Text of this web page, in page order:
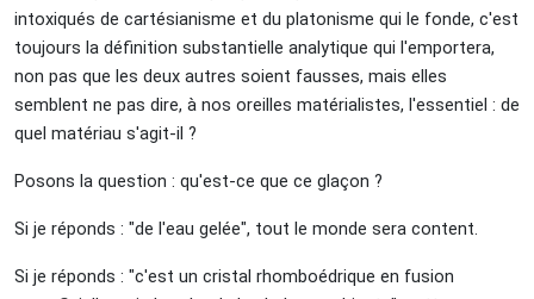
intoxiqués de cartésianisme et du platonisme qui le fonde, c'est
toujours la définition substantielle analytique qui l'emportera,
non pas que les deux autres soient fausses, mais elles
semblent ne pas dire, à nos oreilles matérialistes, l'essentiel : de
quel matériau s'agit-il ?
Posons la question : qu'est-ce que ce glaçon ?
Si je réponds : "de l'eau gelée", tout le monde sera content.
Si je réponds : "c'est un cristal rhomboédrique en fusion